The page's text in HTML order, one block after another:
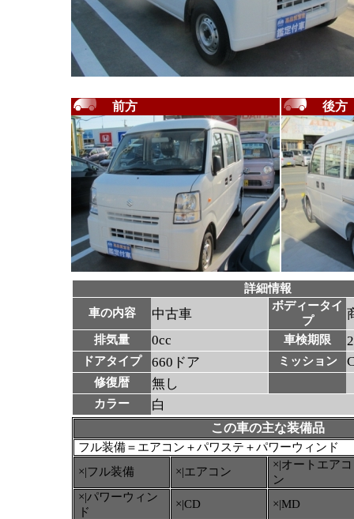
前方 後方
詳細情報
車の内容
中古車
ボディータイ
プ
排気量 0cc 車検期限
ドアタイプ 660ドア ミッション
修復暦 無し
カラー 白
この車の主な装備品
フル装備＝エアコン＋パワステ＋パワーウィンド
×|フル装備
×|エアコン
×|オートエアコ
ン
×|パワーウィン
ド
×|CD ×|MD